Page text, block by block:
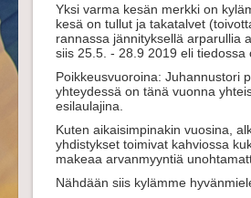
Yksi varma kesän merkki on
kesä on tullut ja takatalvet
rannassa jännityksellä arparullia
siis 25.5. - 28.9 2019 eli
Poikkeusvuoroina: Juhannustori
yhteydessä on tänä vuonna
esilaulajina.
Kuten aikaisimpinakin vuosina,
yhdistykset toimivat kahviossa
makeaa arvanmyyntiä
Nähdään siis kylämme